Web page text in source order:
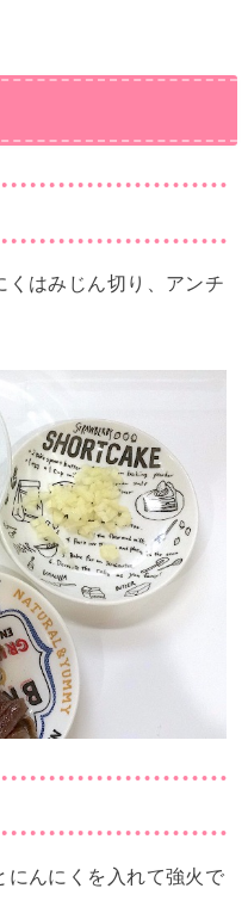
くはみじん切り、アンチ
にんにくを入れて強火で